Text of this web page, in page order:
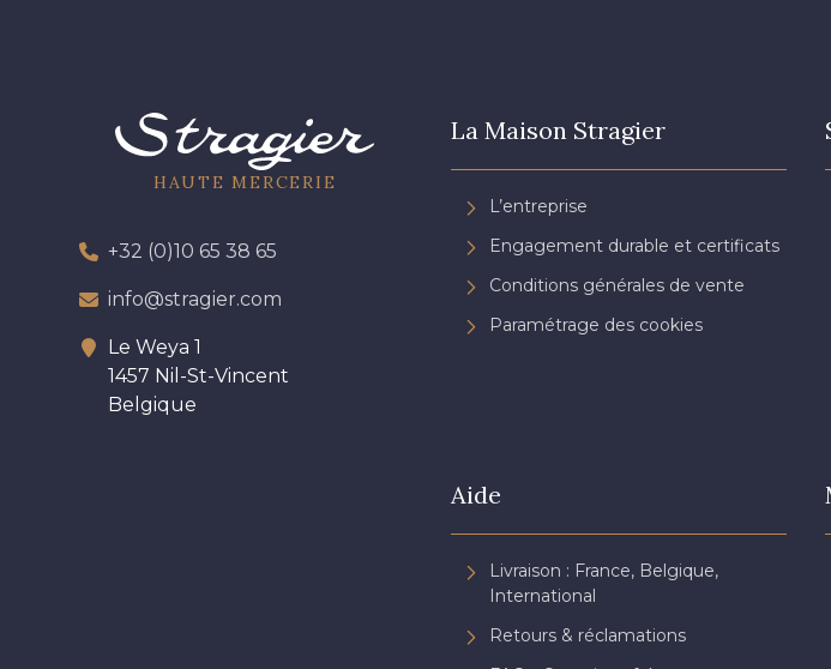
HAUTE MERCERIE
+32 (0)10 65 38 65
info@stragier.com
Le Weya 1
1457 Nil-St-Vincent
Belgique
La Maison Stragier
L’entreprise
Engagement durable et certificats
Conditions générales de vente
Paramétrage des cookies
Aide
Livraison : France, Belgique,
International
Retours & réclamations